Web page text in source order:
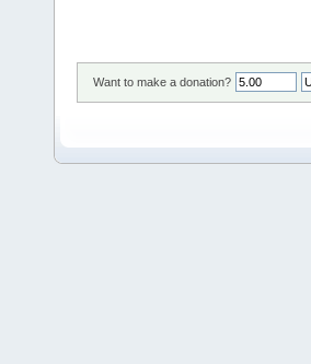
Want to make a donation?